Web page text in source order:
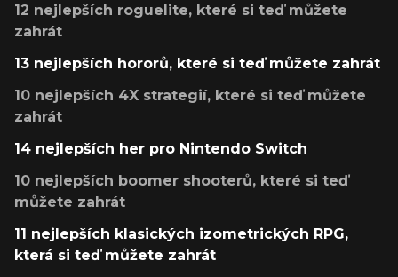
12 nejlepších roguelite, které si teď můžete
zahrát
13 nejlepších hororů, které si teď můžete zahrát
10 nejlepších 4X strategií, které si teď můžete
zahrát
14 nejlepších her pro Nintendo Switch
10 nejlepších boomer shooterů, které si teď
můžete zahrát
11 nejlepších klasických izometrických RPG,
která si teď můžete zahrát